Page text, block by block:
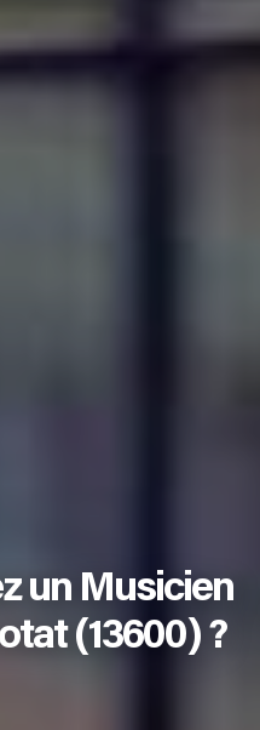
un Musicien
(13600) ?